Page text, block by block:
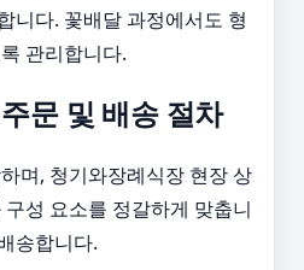
니다. 꽃배달 과정에서도 형
관리합니다.
문 및 배송 절차
며, 청기와장례식장 현장 상
성 요소를 정갈하게 맞춥니
송합니다.